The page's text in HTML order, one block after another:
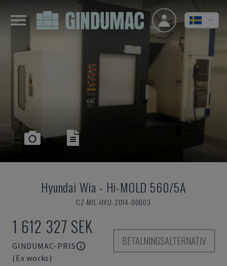
Hyundai Wia - Hi-MOLD 560/5A
CZ-MIL-HYU-2014-00003
1 612 327 SEK
GINDUMAC-PRIS
(Ex works)
BETALNINGSALTERNATIV